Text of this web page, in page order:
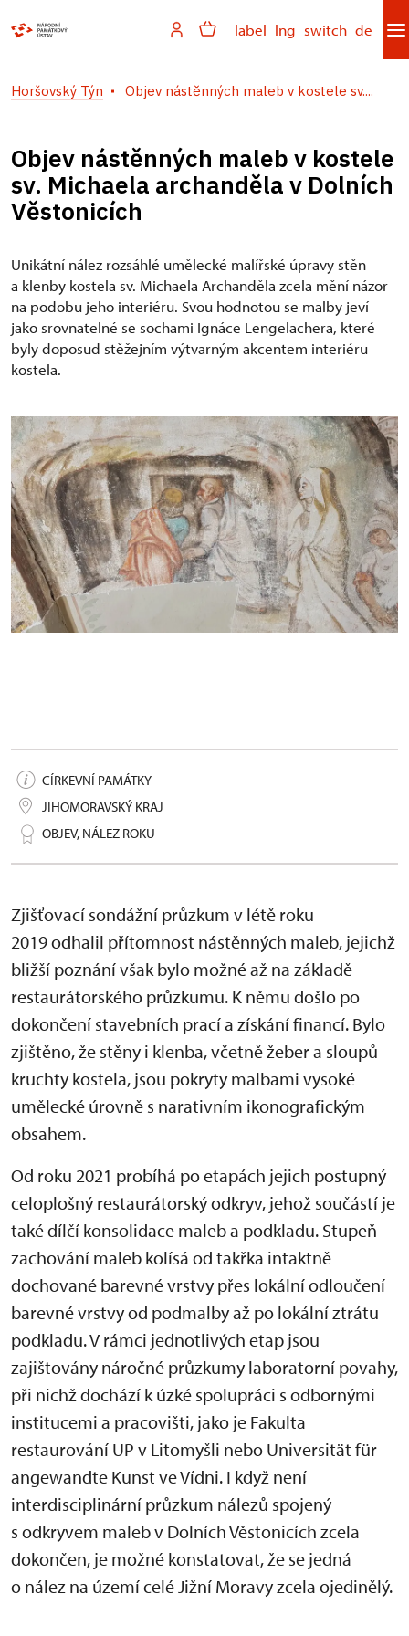
label_lng_switch_de
Horšovský Týn Objev nástěnných maleb v kostele sv....
Objev nástěnných maleb v kostele
sv. Michaela archanděla v Dolních
Věstonicích
Unikátní nález rozsáhlé umělecké malířské úpravy stěn
a klenby kostela sv. Michaela Archanděla zcela mění názor
na podobu jeho interiéru. Svou hodnotou se malby jeví
jako srovnatelné se sochami Ignáce Lengelachera, které
byly doposud stěžejním výtvarným akcentem interiéru
kostela.
CÍRKEVNÍ PAMÁTKY
JIHOMORAVSKÝ KRAJ
OBJEV, NÁLEZ ROKU
Zjišťovací sondážní průzkum v létě roku
2019 odhalil přítomnost nástěnných maleb, jejichž
bližší poznání však bylo možné až na základě
restaurátorského průzkumu. K němu došlo po
dokončení stavebních prací a získání financí. Bylo
zjištěno, že stěny i klenba, včetně žeber a sloupů
kruchty kostela, jsou pokryty malbami vysoké
umělecké úrovně s narativním ikonografickým
obsahem.
Od roku 2021 probíhá po etapách jejich postupný
celoplošný restaurátorský odkryv, jehož součástí je
také dílčí konsolidace maleb a podkladu. Stupeň
zachování maleb kolísá od takřka intaktně
dochované barevné vrstvy přes lokální odloučení
barevné vrstvy od podmalby až po lokální ztrátu
podkladu. V rámci jednotlivých etap jsou
zajištovány náročné průzkumy laboratorní povahy,
při nichž dochází k úzké spolupráci s odbornými
institucemi a pracovišti, jako je Fakulta
restaurování UP v Litomyšli nebo Universität für
angewandte Kunst ve Vídni. I když není
interdisciplinární průzkum nálezů spojený
s odkryvem maleb v Dolních Věstonicích zcela
dokončen, je možné konstatovat, že se jedná
o nález na území celé Jižní Moravy zcela ojedinělý.